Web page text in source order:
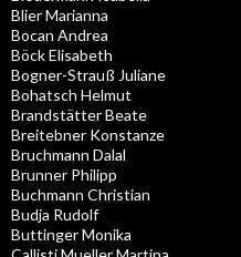
Blier Marianna
Bocan Andrea
Böck Elisabeth
Bogner-Strauß Juliane
Bohatsch Helmut
Brandstätter Beate
Breitebner Konstanze
Bruchmann Dalal
Brunner Philipp
Buchmann Christian
Budja Rudolf
Buttinger Monika